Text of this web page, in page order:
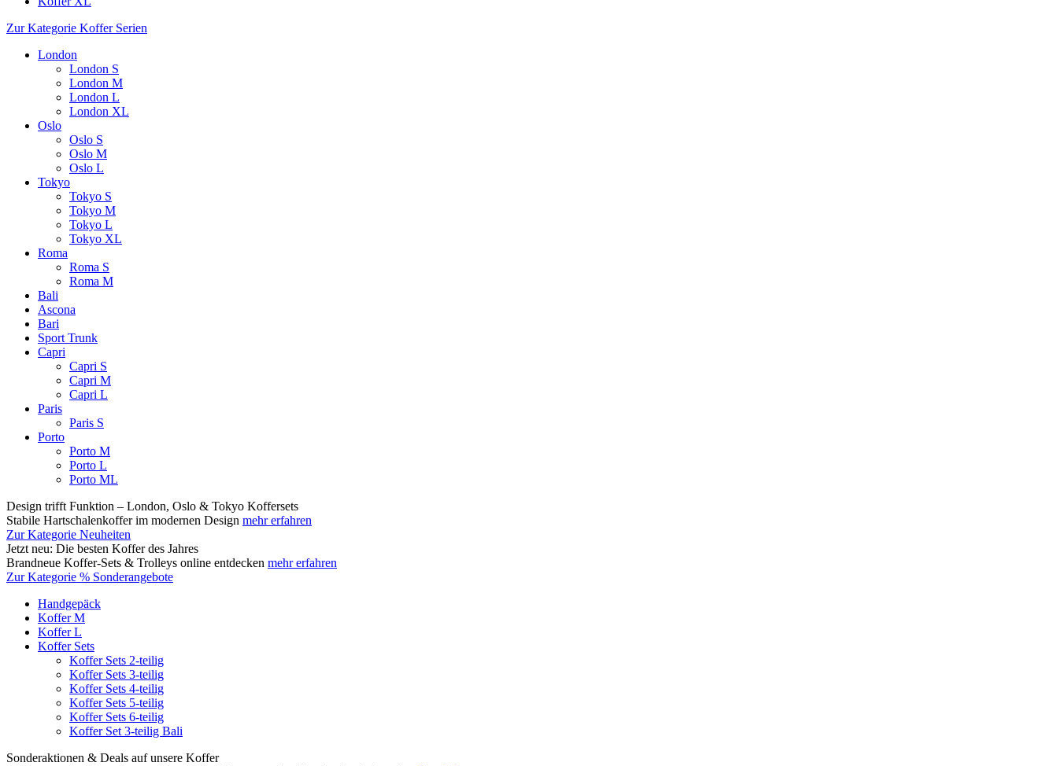
Zur Kategorie Koffer Serien
London
London S
London M
London L
London XL
Oslo
Oslo S
Oslo M
Oslo L
Tokyo
Tokyo S
Tokyo M
Tokyo L
Tokyo XL
Roma
Roma S
Roma M
Bali
Ascona
Bari
Sport Trunk
Capri
Capri S
Capri M
Capri L
Paris
Paris S
Porto
Porto M
Porto L
Porto ML
Design trifft Funktion – London, Oslo & Tokyo Koffersets
Stabile Hartschalenkoffer im modernen Design mehr erfahren
Zur Kategorie Neuheiten
Jetzt neu: Die besten Koffer des Jahres
Brandneue Koffer-Sets & Trolleys online entdecken mehr erfahren
Zur Kategorie % Sonderangebote
Handgepäck
Koffer M
Koffer L
Koffer Sets
Koffer Sets 2-teilig
Koffer Sets 3-teilig
Koffer Sets 4-teilig
Koffer Sets 5-teilig
Koffer Sets 6-teilig
Koffer Set 3-teilig Bali
Sonderaktionen & Deals auf unsere Koffer